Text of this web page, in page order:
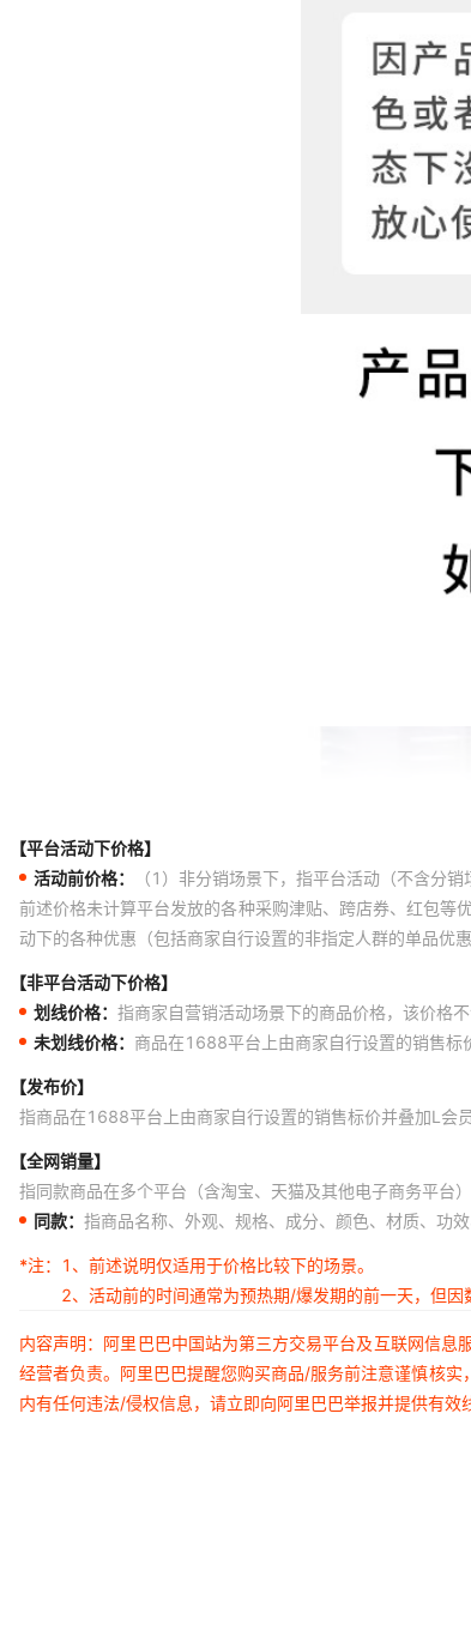
【平台活动下价格】
活动前价格：
（1）非分销场景下，指平台活动（不含分
前述价格未计算平台发放的各种采购津贴、跨店券、红包等
动下的各种优惠（包括商家自行设置的非指定人群的单品优
【非平台活动下价格】
划线价格： 指商家自营销活动场景下的商品价格，该价格
未划线价格： 商品在1688平台上由商家自行设置的销售标
【发布价】
指商品在1688平台上由商家自行设置的销售标价并叠加L会
【全网销量】
指同款商品在多个平台（含淘宝、天猫及其他电子商务平台
同款： 指商品名称、外观、规格、成分、颜色、材质、功
*注：
1、前述说明仅适用于价格比较下的场景。
2、活动前的时间通常为预热期/爆发期的前一天，但
内容声明：阿里巴巴中国站为第三方交易平台及互联网信
经营者负责。阿里巴巴提醒您购买商品/服务前注意谨慎核
内有任何违法/侵权信息，请立即向阿里巴巴举报并提供有效